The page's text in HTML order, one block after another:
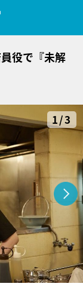
役で『未解
1/3